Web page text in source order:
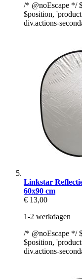
/* @noEscape */
$position,
div.actions-
Linkstar
60x90 cm
€ 13,00
1-2 werkdagen
/* @noEscape */
$position,
div.actions-